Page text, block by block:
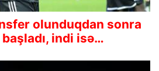
olunduqdan sonra
indi isə…